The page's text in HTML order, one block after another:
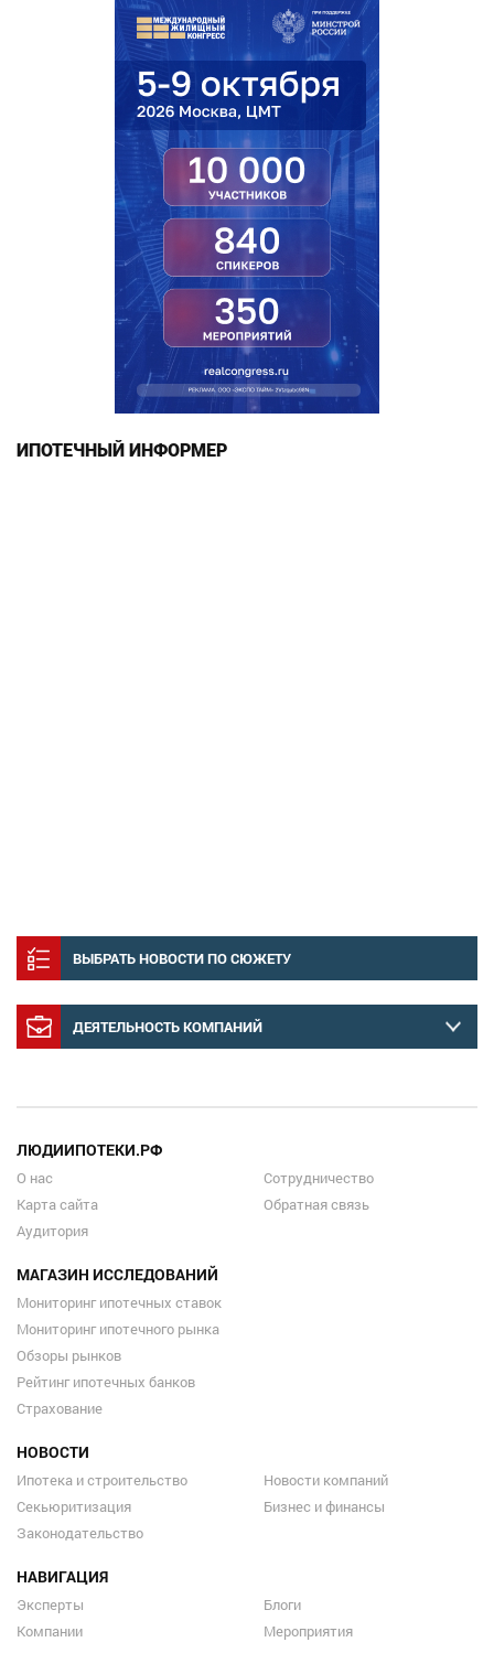
ИПОТЕЧНЫЙ ИНФОРМЕР
ВЫБРАТЬ НОВОСТИ ПО СЮЖЕТУ
ДЕЯТЕЛЬНОСТЬ КОМПАНИЙ
ЛЮДИИПОТЕКИ.РФ
О нас
Карта сайта
Аудитория
Сотрудничество
Обратная связь
МАГАЗИН ИССЛЕДОВАНИЙ
Мониторинг ипотечных ставок
Мониторинг ипотечного рынка
Обзоры рынков
Рейтинг ипотечных банков
Страхование
НОВОСТИ
Ипотека и строительство
Секьюритизация
Законодательство
Новости компаний
Бизнес и финансы
НАВИГАЦИЯ
Эксперты
Компании
Блоги
Мероприятия